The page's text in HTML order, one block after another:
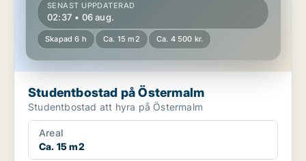
SENAST UPPDATERAD
02:37 • 06 aug.
Skapad 6 h Ca. 15 m2 Ca. 4 500 kr.
Studentbostad på Östermalm
Studentbostad att hyra på Östermalm
Areal
Ca. 15 m2